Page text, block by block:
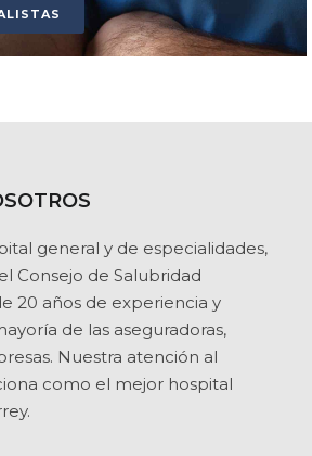
general y de especialidades,
Consejo de Salubridad
20 años de experiencia y
de las aseguradoras,
Nuestra atención al
como el mejor hospital